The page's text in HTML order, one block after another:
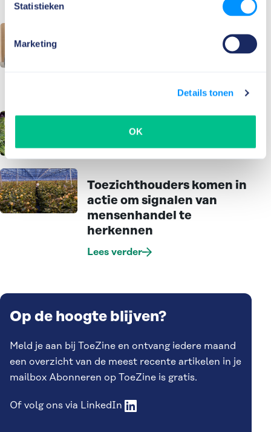
Statistieken
Marketing
Details tonen
OK
Inspectie SZW steekt 50
De katvanger in beeld
Lees verder
Toezichthouders komen in
actie om signalen van
mensenhandel te
herkennen
Lees verder
Op de hoogte blijven?
Meld je aan bij ToeZine en ontvang iedere maand
een overzicht van de meest recente artikelen in je
mailbox Abonneren op ToeZine is gratis.
Of volg ons via LinkedIn